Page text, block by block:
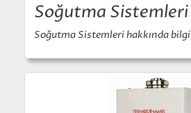
Soğutma Sistemleri
Soğutma Sistemleri hakkında bilgi